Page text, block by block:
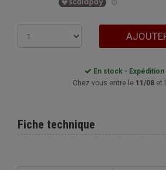
En stock - Expédition
Chez vous entre le 11/08et
Fiche technique